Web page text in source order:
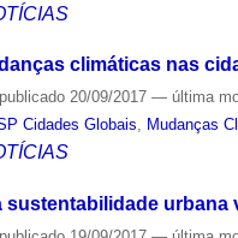
climáticas nas
publicado 20/09/2017— última
Cidades Globais, Mudanças
sustentabilidade urbana